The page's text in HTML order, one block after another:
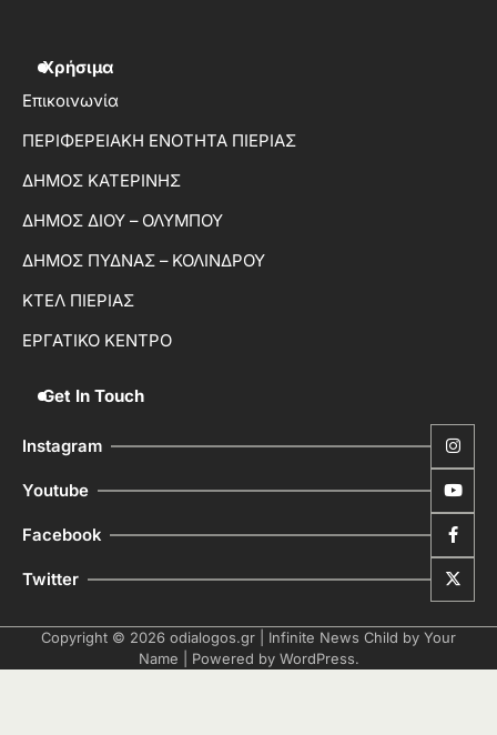
Χρήσιμα
Επικοινωνία
ΠΕΡΙΦΕΡΕΙΑΚΗ ΕΝΟΤΗΤΑ ΠΙΕΡΙΑΣ
ΔΗΜΟΣ ΚΑΤΕΡΙΝΗΣ
ΔΗΜΟΣ ΔΙΟΥ – ΟΛΥΜΠΟΥ
ΔΗΜΟΣ ΠΥΔΝΑΣ – ΚΟΛΙΝΔΡΟΥ
ΚΤΕΛ ΠΙΕΡΙΑΣ
ΕΡΓΑΤΙΚΟ ΚΕΝΤΡΟ
Get In Touch
Instagram
Youtube
Facebook
Twitter
Copyright © 2026 odialogos.gr | Infinite News Child by Your
Name | Powered by WordPress.